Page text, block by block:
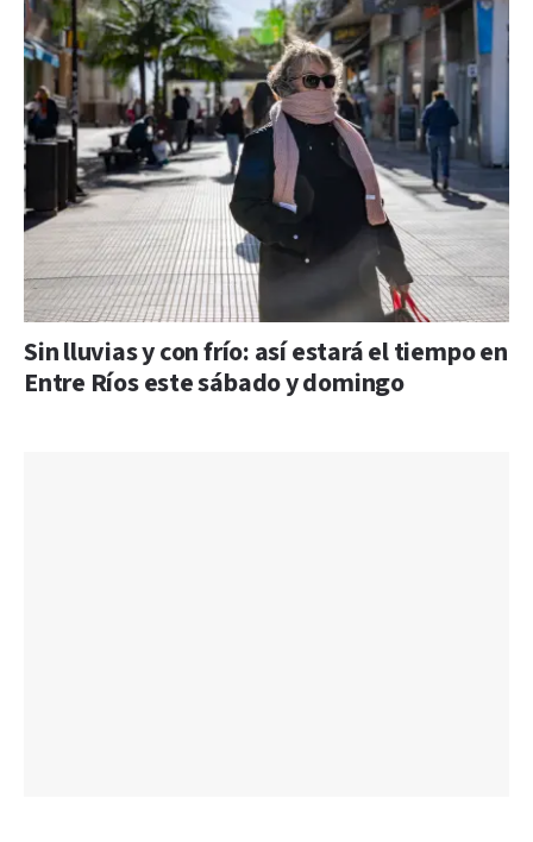
Sin lluvias y con frío: así estará el tiempo en
Entre Ríos este sábado y domingo